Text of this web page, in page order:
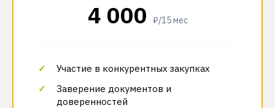
4 000 ₽/15 мес
Участие в конкурентных закупках
Заверение документов и
доверенностей